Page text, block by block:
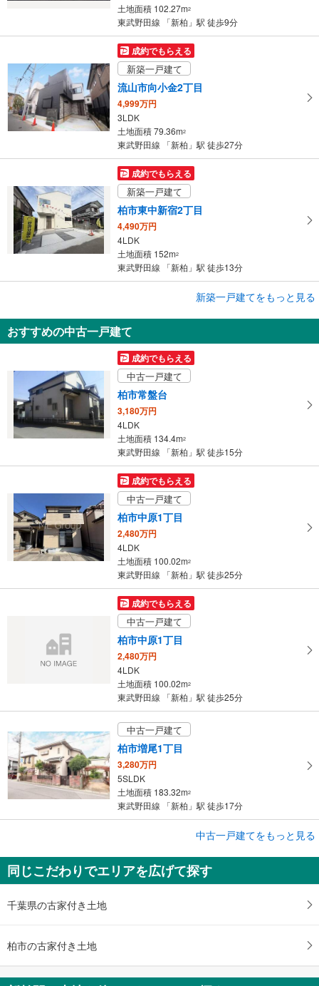
に
存
る
土地面積 102.27m2
東武野田線 「新柏」駅 徒歩9分
成約でもらえる
新築一戸建て
流山市向小金2丁目
4,999万円
3LDK
土地面積 79.36m2
東武野田線 「新柏」駅 徒歩27分
成約でもらえる
新築一戸建て
柏市東中新宿2丁目
4,490万円
4LDK
土地面積 152m2
東武野田線 「新柏」駅 徒歩13分
柏市藤心2丁目
3,490万円
4LDK
土地面積 112.02m
東武野田線 「新柏」駅 徒歩37分
新築一戸建てをもっと見る
おすすめの中古一戸建て
成約でもらえる
中古一戸建て
柏市常盤台
3,180万円
4LDK
土地面積 134.4m2
東武野田線 「新柏」駅 徒歩15分
成約でもらえる
中古一戸建て
柏市中原1丁目
2,480万円
4LDK
土地面積 100.02m2
東武野田線 「新柏」駅 徒歩25分
成約でもらえる
中古一戸建て
柏市中原1丁目
2,480万円
4LDK
土地面積 100.02m2
東武野田線 「新柏」駅 徒歩25分
中古一戸建て
柏市増尾1丁目
3,280万円
5SLDK
土地面積 183.32m2
東武野田線 「新柏」駅 徒歩17分
柏市中新宿1丁目
4,600万円
中古一戸建てをもっと見る
同じこだわりでエリアを広げて探す
千葉県の古家付き土地
柏市の古家付き土地